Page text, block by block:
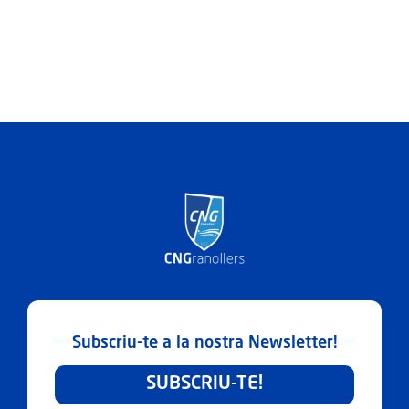
Subscriu-te a la nostra Newsletter!
SUBSCRIU-TE!